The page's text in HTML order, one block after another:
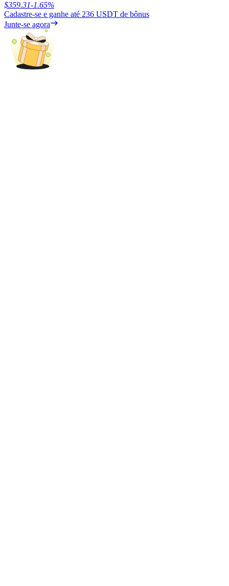
Exclusive for BitMart Users
Register & Trade to Win 500,000 USDT
$359.31-1.65%
Cadastre-se e ganhe até 236 USDT de bônus
Junte-se agora